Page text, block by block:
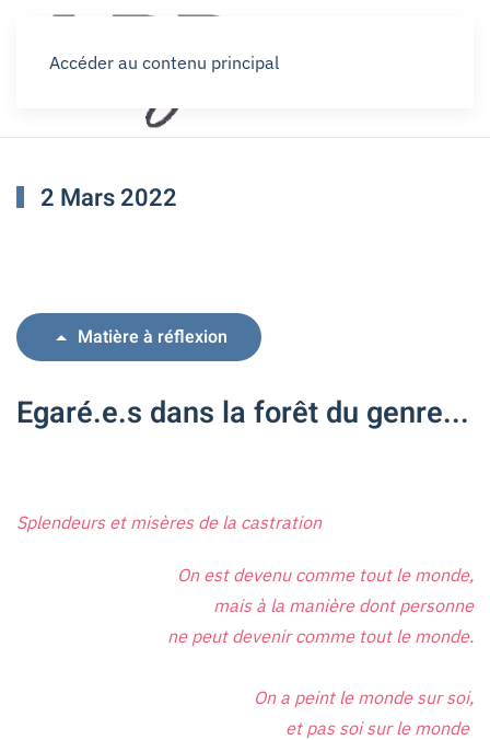
Accéder au contenu principal
2 Mars 2022
Matière à réflexion
Egaré.e.s dans la forêt du genre...
Splendeurs et misères de la castration
On est devenu comme tout le monde,
mais à la manière dont personne
ne peut devenir comme tout le monde.
On a peint le monde sur soi,
et pas soi sur le monde